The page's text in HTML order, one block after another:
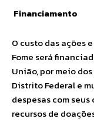
Financiamento
O custo das ações
Fome será
União, por meio
Distrito Federal e
despesas com
recursos de